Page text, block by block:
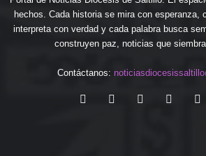
hechos. Cada historia se mira con esperanza,
interpreta con verdad y cada palabra busca
construyen paz, noticias que
Contáctanos: